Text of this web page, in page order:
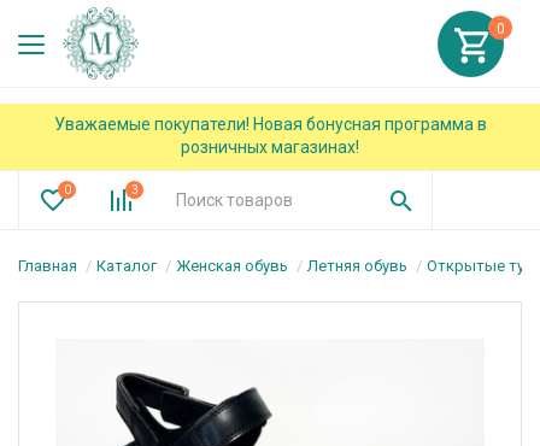
Уважаемые покупатели! Новая бонусная программа в
розничных магазинах!
0 3
0
Главная Каталог Женская обувь Летняя обувь Открытые